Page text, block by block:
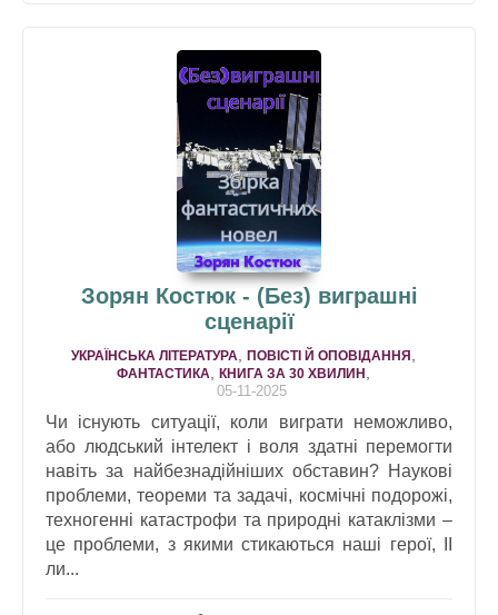
Зорян Костюк - (Без) виграшні
сценарії
УКРАЇНСЬКА ЛІТЕРАТУРА ПОВІСТІ Й ОПОВІДАННЯ
ФАНТАСТИКА КНИГА ЗА 30 ХВИЛИН
05-11-2025
Чи існують ситуації, коли виграти неможливо,
або людський інтелект і воля здатні перемогти
навіть за найбезнадійніших обставин? Наукові
проблеми, теореми та задачі, космічні подорожі,
техногенні катастрофи та природні катаклізми –
це проблеми, з якими стикаються наші герої, ІІ
ли...